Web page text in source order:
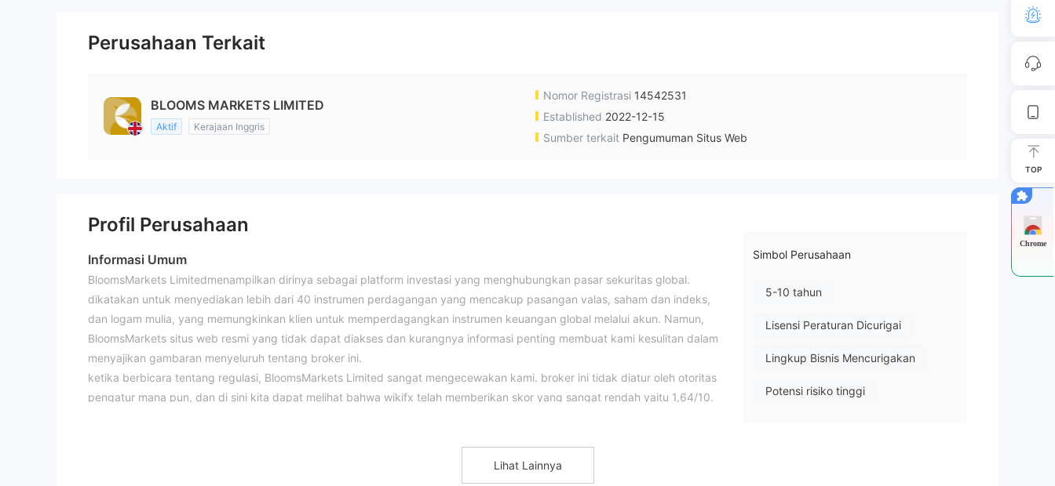
Perusahaan Terkait
BLOOMS MARKETS LIMITED
Aktif Kerajaan Inggris
Nomor Registrasi 14542531
Established 2022-12-15
Sumber terkait Pengumuman Situs Web
Profil Perusahaan
Informasi Umum
BloomsMarkets Limitedmenampilkan dirinya sebagai platform investasi yang menghubungkan pasar sekuritas global.
dikatakan untuk menyediakan lebih dari 40 instrumen perdagangan yang mencakup pasangan valas, saham dan indeks,
dan logam mulia, yang memungkinkan klien untuk memperdagangkan instrumen keuangan global melalui akun. Namun,
BloomsMarkets situs web resmi yang tidak dapat diakses dan kurangnya informasi penting membuat kami kesulitan dalam
menyajikan gambaran menyeluruh tentang broker ini.
ketika berbicara tentang regulasi, BloomsMarkets Limited sangat mengecewakan kami. broker ini tidak diatur oleh otoritas
pengatur mana pun, dan di sini kita dapat melihat bahwa wikifx telah memberikan skor yang sangat rendah yaitu 1,64/10.
Simbol Perusahaan
5-10 tahun
Lisensi Peraturan Dicurigai
Lingkup Bisnis Mencurigakan
Potensi risiko tinggi
Lihat Lainnya
TOP
Chrome